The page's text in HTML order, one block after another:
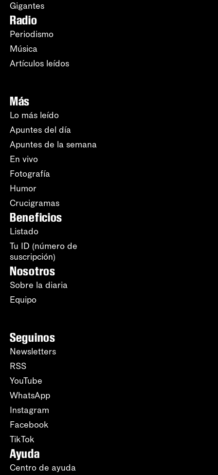
Gigantes
Radio
Periodismo
Música
Artículos leídos
Más
Lo más leído
Apuntes del día
Apuntes de la semana
En vivo
Fotografía
Humor
Crucigramas
Beneficios
Listado
Tu ID (número de
suscripción)
Nosotros
Sobre la diaria
Equipo
Seguinos
Newsletters
RSS
YouTube
WhatsApp
Instagram
Facebook
TikTok
Ayuda
Centro de ayuda